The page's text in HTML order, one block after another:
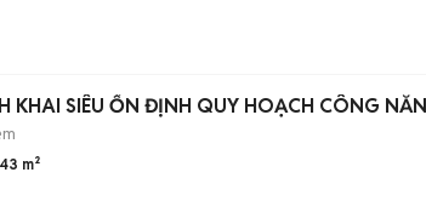
KHAI SIÊU ỔN ĐỊNH QUY HOẠCH CÔNG
43 m²